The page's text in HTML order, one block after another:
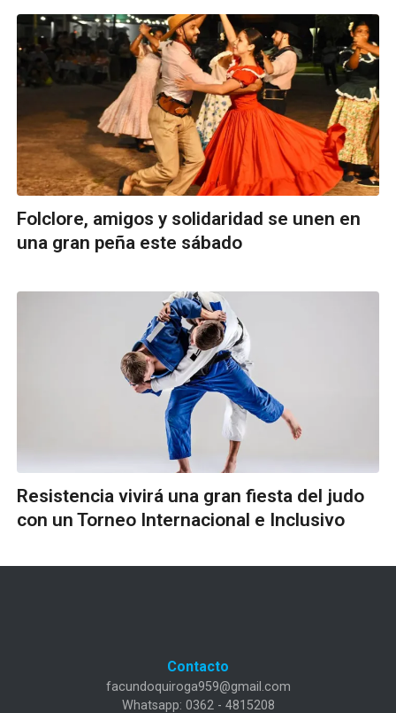
Folclore, amigos y solidaridad se unen en
una gran peña este sábado
Resistencia vivirá una gran fiesta del judo
con un Torneo Internacional e Inclusivo
Contacto
facundoquiroga959@gmail.com
Whatsapp: 0362 - 4815208